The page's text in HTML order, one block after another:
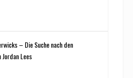
– Die Suche nach den
Lees